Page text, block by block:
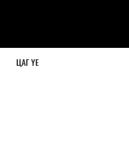
ЦАГ ҮЕ